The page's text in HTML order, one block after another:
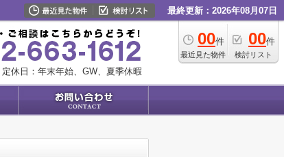
最終更新：2026年08月07日
00件
最近見た物件
00件
検討リスト
定休日：年末年始、GW、夏季休暇